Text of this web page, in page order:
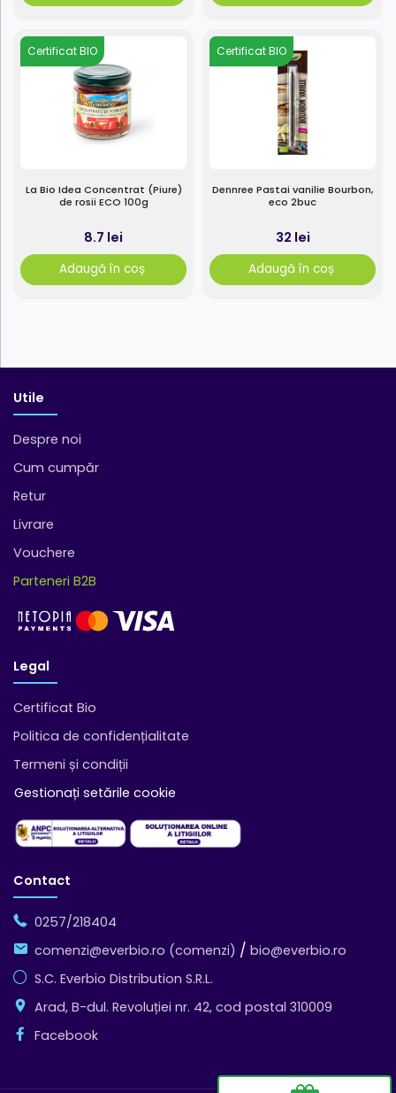
Certificat BIO
La Bio Idea Concentrat (Piure)
de rosii ECO 100g
8.7 lei
Adaugă în coș
Certificat BIO
Dennree Pastai vanilie Bourbon,
eco 2buc
32 lei
Adaugă în coș
Utile
Despre noi
Cum cumpăr
Retur
Livrare
Vouchere
Parteneri B2B
Legal
Certificat Bio
Politica de confidențialitate
Termeni și condiții
Gestionați setările cookie
Contact
0257/218404
comenzi@everbio.ro (comenzi) / bio@everbio.ro
S.C. Everbio Distribution S.R.L.
Arad, B-dul. Revoluției nr. 42, cod postal 310009
Facebook